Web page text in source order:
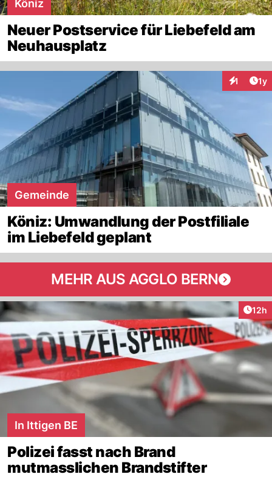
Köniz
Neuer Postservice für Liebefeld am
Neuhausplatz
1 1y
Gemeinde
Köniz: Umwandlung der Postfiliale
im Liebefeld geplant
MEHR AUS AGGLO BERN
12h
In Ittigen BE
Polizei fasst nach Brand
mutmasslichen Brandstifter